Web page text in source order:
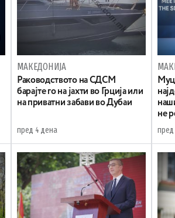
МАКЕДОНИЈА
Раководството на СДСМ
барајте го на јахти во Грција или
на приватни забави во Дубаи
пред 4 дена
не